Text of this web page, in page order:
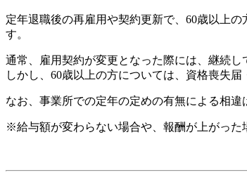
定年退職後の再雇用や契約更新で、60歳以上の
す。
通常、雇用契約が変更となった際には、継続
しかし、60歳以上の方については、資格喪失
なお、事業所での定年の定めの有無による相違
※給与額が変わらない場合や、報酬が上がった